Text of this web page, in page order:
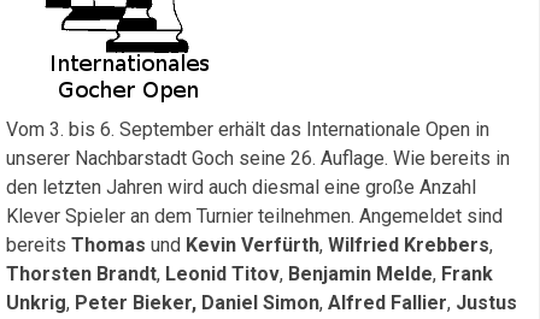
Vom 3. bis 6. September erhält das Internationale Open in
unserer Nachbarstadt Goch seine 26. Auflage. Wie bereits in
den letzten Jahren wird auch diesmal eine große Anzahl
Klever Spieler an dem Turnier teilnehmen. Angemeldet sind
bereits Thomas und Kevin Verfürth, Wilfried Krebbers,
Thorsten Brandt, Leonid Titov, Benjamin Melde, Frank
Unkrig, Peter Bieker, Daniel Simon, Alfred Fallier, Justus